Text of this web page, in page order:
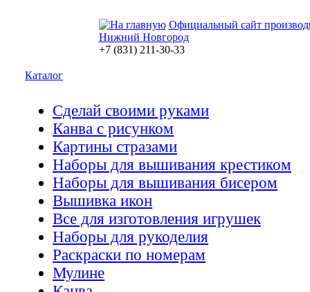
Официальный сайт
Нижний Новгород
+7 (831) 211-30-33
Каталог
Сделай своими руками
Канва с рисунком
Картины стразами
Наборы для вышивания крестиком
Наборы для вышивания бисером
Вышивка икон
Все для изготовления игрушек
Наборы для рукоделия
Раскраски по номерам
Мулине